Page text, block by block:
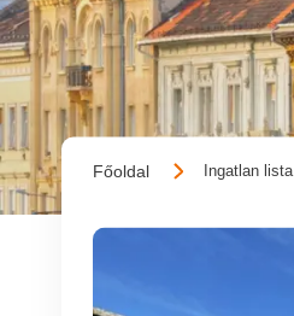
Főoldal Ingatlan lista